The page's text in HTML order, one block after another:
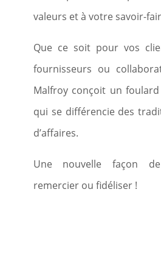
valeurs et à votre savoir-
Que ce soit pour vos
fournisseurs ou
Malfroy conçoit un
qui se différencie des
d’affaires.
Une nouvelle façon de
remercier ou fidéliser !